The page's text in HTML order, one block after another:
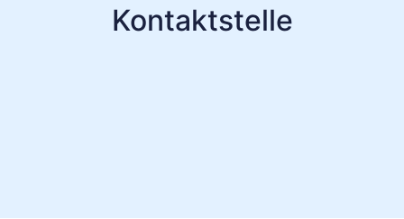
Kontaktstelle